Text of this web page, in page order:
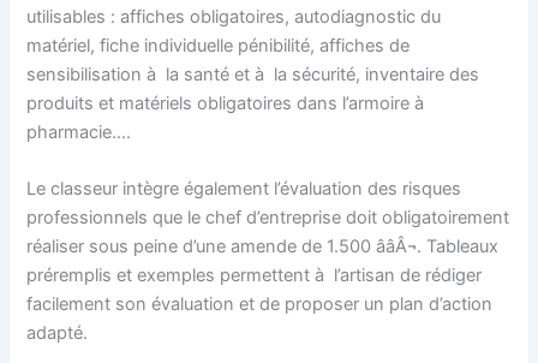
utilisables : affiches obligatoires, autodiagnostic du
matériel, fiche individuelle pénibilité, affiches de
sensibilisation à la santé et à la sécurité, inventaire des
produits et matériels obligatoires dans l’armoire à
pharmacie….
Le classeur intègre également l’évaluation des risques
professionnels que le chef d’entreprise doit obligatoirement
réaliser sous peine d’une amende de 1.500 ââÂ¬. Tableaux
préremplis et exemples permettent à l’artisan de rédiger
facilement son évaluation et de proposer un plan d’action
adapté.